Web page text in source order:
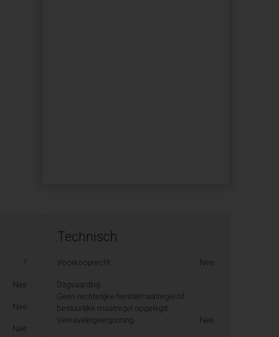
7
Nee
Nee
Nee
Technisch
Voorkooprecht Nee
Dagvaarding
Geen rechterlijke herstelmaatregel of
bestuurlijke maatregel opgelegd
Verkavelingvergunning
Nee